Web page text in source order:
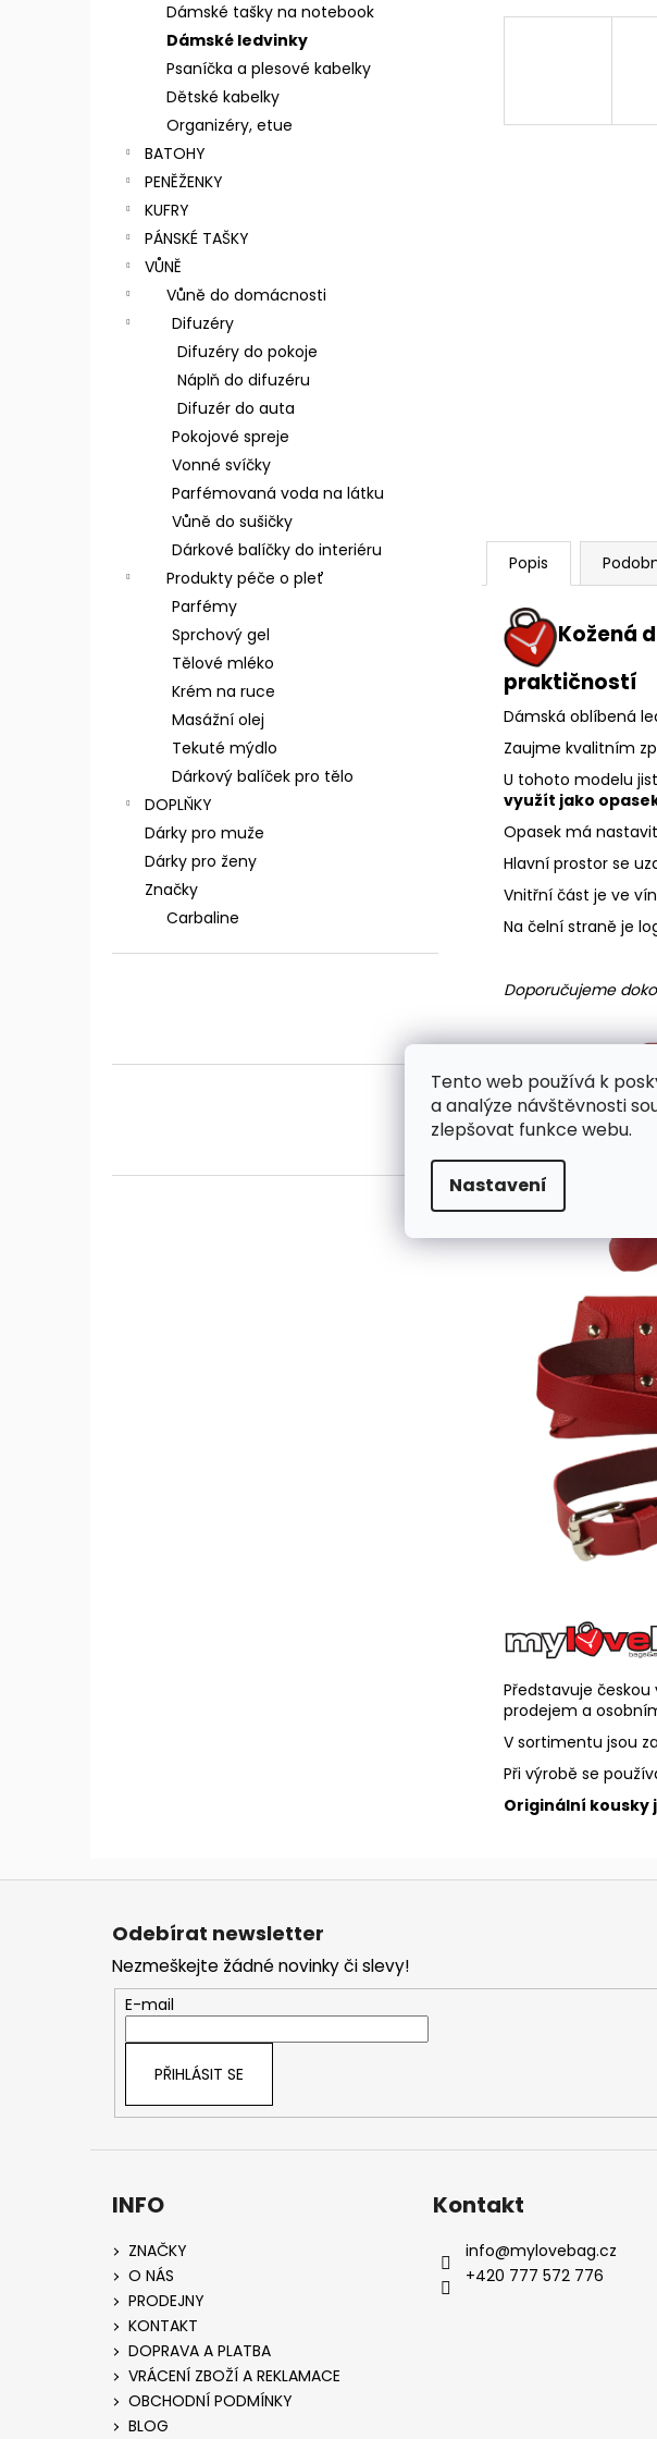
Tento web používá k
a analýze návštěvnosti
zlepšovat funkce webu.
Nastavení
Dámské tašky na notebook
Dámské ledvinky
Psaníčka a plesové kabelky
Dětské kabelky
Organizéry, etue
BATOHY
PENĚŽENKY
KUFRY
PÁNSKÉ TAŠKY
VŮNĚ
Vůně do domácnosti
Difuzéry
Difuzéry do pokoje
Náplň do difuzéru
Difuzér do auta
Pokojové spreje
Vonné svíčky
Parfémovaná voda na látku
Vůně do sušičky
Dárkové balíčky do interiéru
Produkty péče o pleť
Parfémy
Sprchový gel
Tělové mléko
Krém na ruce
Masážní olej
Tekuté mýdlo
Dárkový balíček pro tělo
DOPLŇKY
Dárky pro muže
Dárky pro ženy
Značky
Carbaline
Popis
Kožená
praktičností
Dámská oblíbená
Zaujme kvalitním
U tohoto modelu
využít jako
Opasek má
Hlavní prostor se
Vnitřní část je ve
Na čelní straně je
Doporučujeme
Představuje
prodejem a
V sortimentu jsou
Při výrobě se
Originální kousky
Z
Odebírat newsletter
Nezmeškejte žádné novinky či slevy!
E-mail
PŘIHLÁSIT SE
INFO
ZNAČKY
O NÁS
PRODEJNY
KONTAKT
DOPRAVA A PLATBA
VRÁCENÍ ZBOŽÍ A REKLAMACE
OBCHODNÍ PODMÍNKY
BLOG
Kontakt
info@mylovebag.cz
+420 777 572 776